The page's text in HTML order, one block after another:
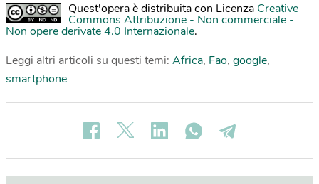
Quest'opera è distribuita con Licenza Creative
Commons Attribuzione - Non commerciale -
Non opere derivate 4.0 Internazionale.
Leggi altri articoli su questi temi: Africa, Fao, google,
smartphone